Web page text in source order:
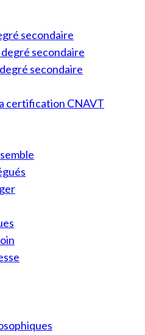
secondaire
secondaire
secondaire
certification CNAVT